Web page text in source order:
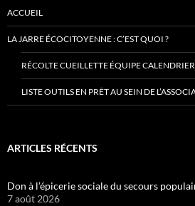
ACCUEIL
LA JARRE ÉCOCITOYENNE : C’EST QUOI ?
RÉCOLTE CUEILLETTE ÉQUIPE CALENDRIER
LISTE OUTILS EN PRÊT AU SEIN DE
ARTICLES RÉCENTS
Don à l’épicerie sociale du secours
7 août 2026